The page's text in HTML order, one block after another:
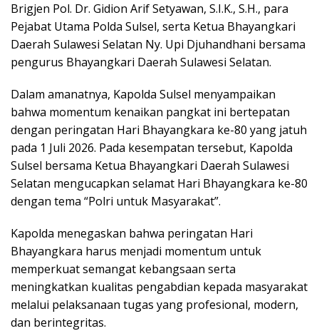
Brigjen Pol. Dr. Gidion Arif Setyawan, S.I.K., S.H., para
Pejabat Utama Polda Sulsel, serta Ketua Bhayangkari
Daerah Sulawesi Selatan Ny. Upi Djuhandhani bersama
pengurus Bhayangkari Daerah Sulawesi Selatan.
Dalam amanatnya, Kapolda Sulsel menyampaikan
bahwa momentum kenaikan pangkat ini bertepatan
dengan peringatan Hari Bhayangkara ke-80 yang jatuh
pada 1 Juli 2026. Pada kesempatan tersebut, Kapolda
Sulsel bersama Ketua Bhayangkari Daerah Sulawesi
Selatan mengucapkan selamat Hari Bhayangkara ke-80
dengan tema “Polri untuk Masyarakat”.
Kapolda menegaskan bahwa peringatan Hari
Bhayangkara harus menjadi momentum untuk
memperkuat semangat kebangsaan serta
meningkatkan kualitas pengabdian kepada masyarakat
melalui pelaksanaan tugas yang profesional, modern,
dan berintegritas.